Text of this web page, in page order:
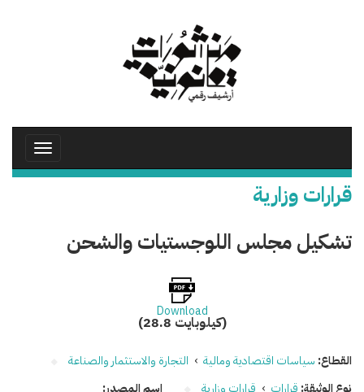
Toggle
قرارات وزارية
تشكيل مجلس اللوجستيات والشحن
Download
(28.8 كيلوبايت)
القطاع: سياسات اقتصادية ومالية › التجارة والاستثمار والصناعة
نوع الوثيقة: قرارات › قرارات وزارية
اسم المصدر: